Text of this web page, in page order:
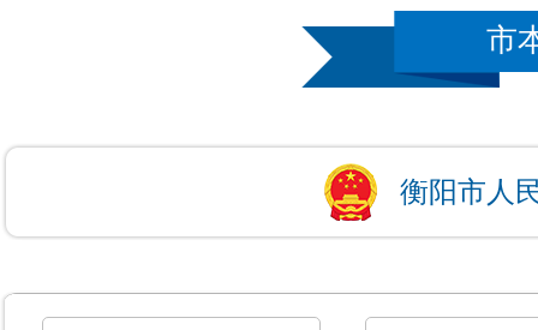
市
衡阳市人